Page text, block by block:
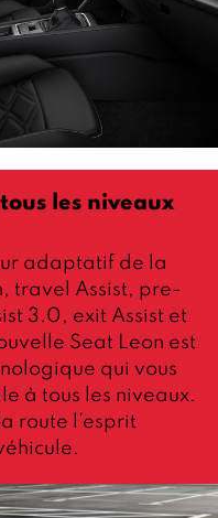
les niveaux
adaptatif de la
travel Assist, pre-
3.0, exit Assist et
Seat Leon est
qui vous
à tous les niveaux.
route l’esprit